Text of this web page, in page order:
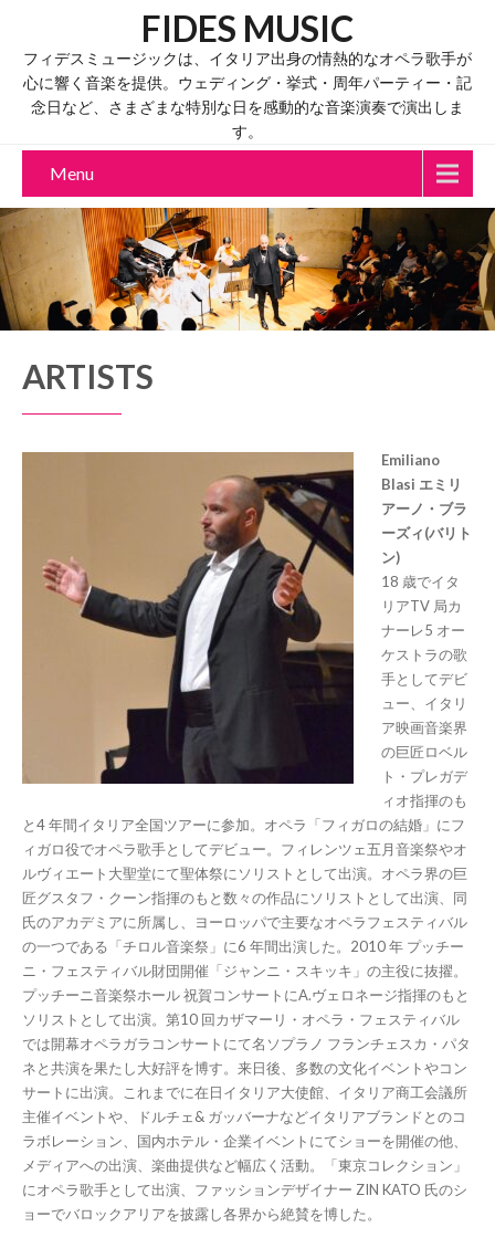
FIDES MUSIC
フィデスミュージックは、イタリア出身の情熱的なオペラ歌手が
心に響く音楽を提供。ウェディング・挙式・周年パーティー・記
念日など、さまざまな特別な日を感動的な音楽演奏で演出しま
す。
Menu
ARTISTS
Emiliano
Blasi エミリ
アーノ・ブラ
ーズィ(バリト
ン)
18 歳でイタ
リアTV 局カ
ナーレ5 オー
ケストラの歌
手としてデビ
ュー、イタリ
ア映画音楽界
の巨匠ロベル
ト・プレガデ
ィオ指揮のも
と4 年間イタリア全国ツアーに参加。オペラ「フィガロの結婚」にフ
ィガロ役でオペラ歌手としてデビュー。フィレンツェ五月音楽祭やオ
ルヴィエート大聖堂にて聖体祭にソリストとして出演。オペラ界の巨
匠グスタフ・クーン指揮のもと数々の作品にソリストとして出演、同
氏のアカデミアに所属し、ヨーロッパで主要なオペラフェスティバル
の一つである「チロル音楽祭」に6 年間出演した。2010 年 プッチー
ニ・フェスティバル財団開催「ジャンニ・スキッキ」の主役に抜擢。
プッチーニ音楽祭ホール 祝賀コンサートにA.ヴェロネージ指揮のもと
ソリストとして出演。第10 回カザマーリ・オペラ・フェスティバル
では開幕オペラガラコンサートにて名ソプラノ フランチェスカ・パタ
ネと共演を果たし大好評を博す。来日後、多数の文化イベントやコン
サートに出演。これまでに在日イタリア大使館、イタリア商工会議所
主催イベントや、ドルチェ& ガッバーナなどイタリアブランドとのコ
ラボレーション、国内ホテル・企業イベントにてショーを開催の他、
メディアへの出演、楽曲提供など幅広く活動。「東京コレクション」
にオペラ歌手として出演、ファッションデザイナー ZIN KATO 氏のシ
ョーでバロックアリアを披露し各界から絶賛を博した。